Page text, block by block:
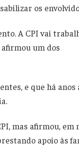
os
A CPI vai
um dos
e que há anos
mas afirmou, em
apoio às